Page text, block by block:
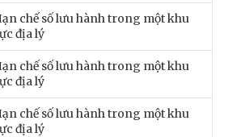
chế số lưu hành trong một khu
địa lý
chế số lưu hành trong một khu
địa lý
chế số lưu hành trong một khu
địa lý